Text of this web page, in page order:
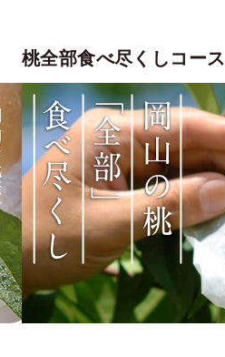
桃全部食べ尽くしコース